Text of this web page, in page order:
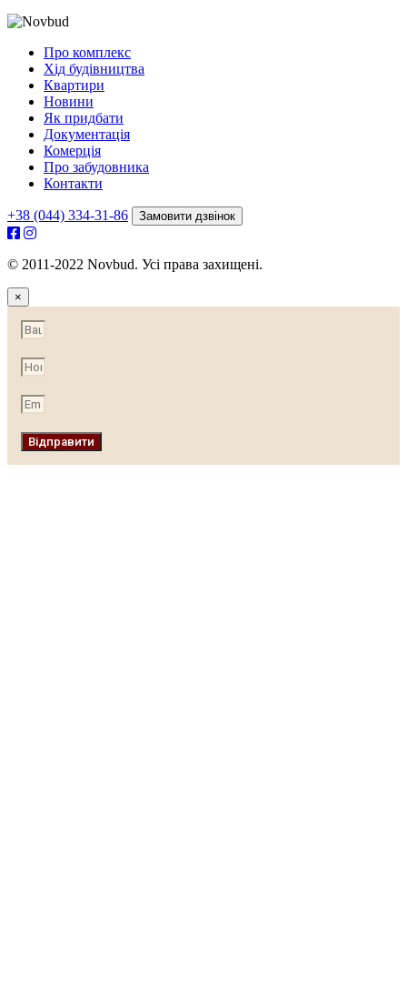
Про комплекс
Хід будівництва
Квартири
Новини
Як придбати
Документація
Комерція
Про забудовника
Контакти
+38 (044) 334-31-86 Замовити дзвінок
© 2011-2022 Novbud. Усі права захищені.
×
Відправити